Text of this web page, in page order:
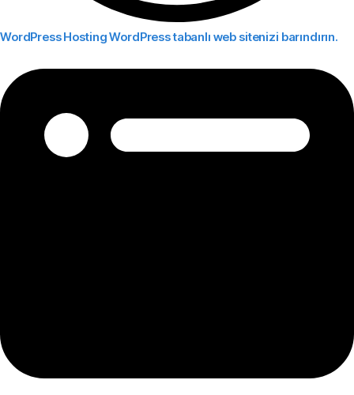
WordPress HostingWordPress tabanlı web sitenizi barındırın.